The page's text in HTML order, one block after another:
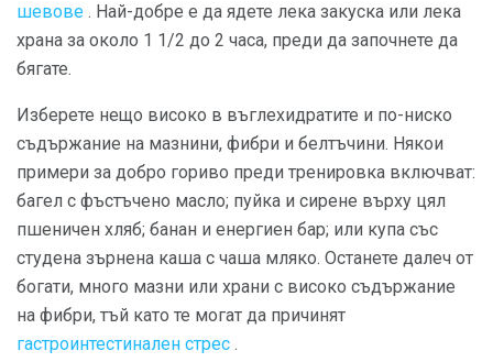
шевове . Най-добре е да ядете лека закуска или лека
храна за около 1 1/2 до 2 часа, преди да започнете да
бягате.
Изберете нещо високо в въглехидратите и по-ниско
съдържание на мазнини, фибри и белтъчини. Някои
примери за добро гориво преди тренировка включват:
багел с фъстъчено масло; пуйка и сирене върху цял
пшеничен хляб; банан и енергиен бар; или купа със
студена зърнена каша с чаша мляко. Останете далеч от
богати, много мазни или храни с високо съдържание
на фибри, тъй като те могат да причинят
гастроинтестинален стрес .